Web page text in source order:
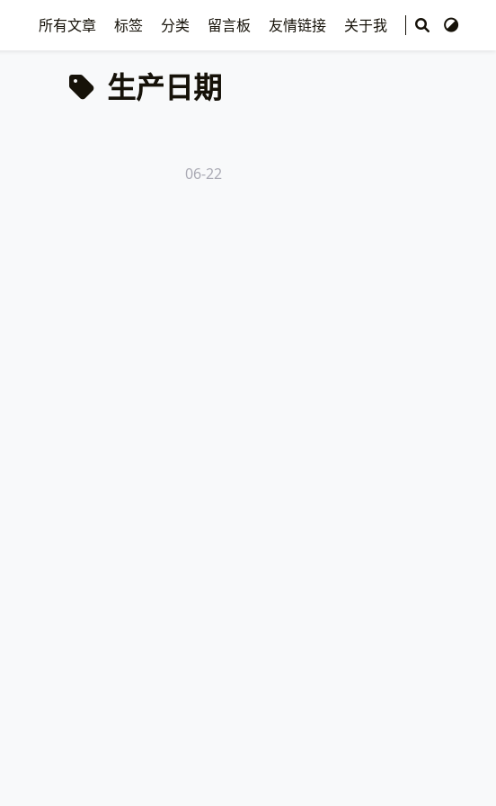
所有文章 标签 分类 留言板 友情链接 关于我
生产日期
06-22